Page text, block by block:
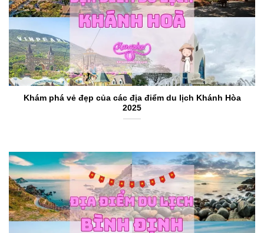
Khám phá vẻ đẹp của các địa điểm du lịch Khánh Hòa
2025